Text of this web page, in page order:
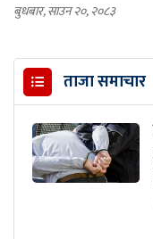
बुधबार, साउन २०, २०८३
ताजा समाचार